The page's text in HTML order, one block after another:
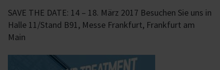
SAVE THE DATE: 14 – 18. März 2017 Besuchen Sie uns in
Halle 11/Stand B91, Messe Frankfurt, Frankfurt am
Main